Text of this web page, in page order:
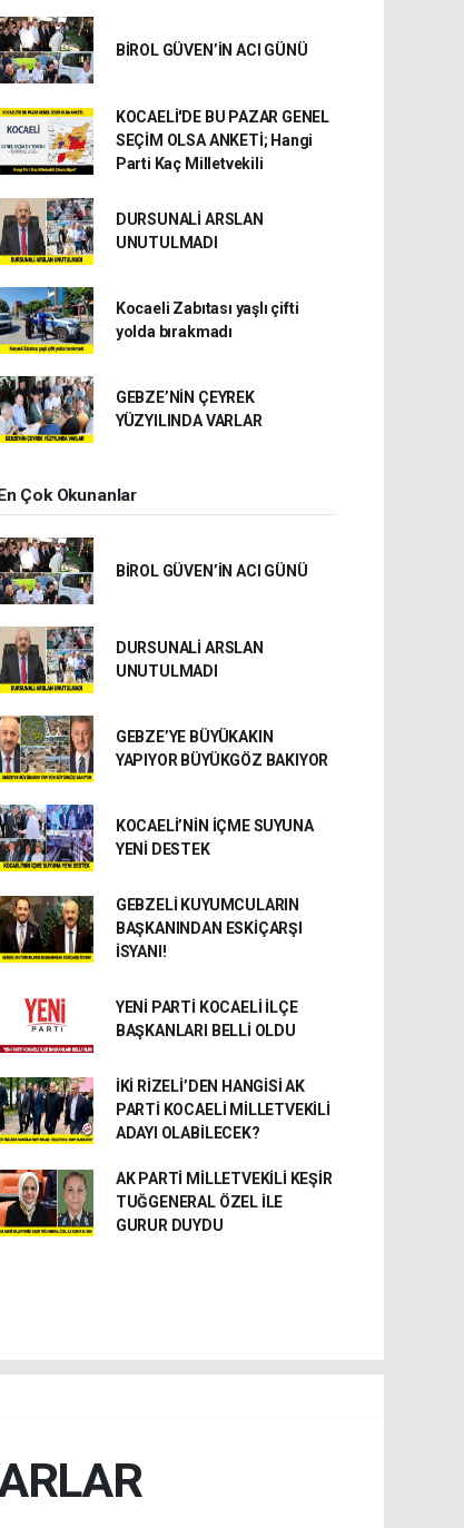
BİROL GÜVEN’İN ACI GÜNÜ
KOCAELİ'DE BU PAZAR GENEL
SEÇİM OLSA ANKETİ; Hangi
Parti Kaç Milletvekili
DURSUNALİ ARSLAN
UNUTULMADI
Kocaeli Zabıtası yaşlı çifti
yolda bırakmadı
GEBZE’NİN ÇEYREK
YÜZYILINDA VARLAR
Çok Okunanlar
BİROL GÜVEN’İN ACI GÜNÜ
DURSUNALİ ARSLAN
UNUTULMADI
GEBZE’YE BÜYÜKAKIN
YAPIYOR BÜYÜKGÖZ BAKIYOR
KOCAELİ’NİN İÇME SUYUNA
YENİ DESTEK
GEBZELİ KUYUMCULARIN
BAŞKANINDAN ESKİÇARŞI
İSYANI!
YENİ PARTİ KOCAELİ İLÇE
BAŞKANLARI BELLİ OLDU
İKİ RİZELİ’DEN HANGİSİ AK
PARTİ KOCAELİ MİLLETVEKİLİ
ADAYI OLABİLECEK?
AK PARTİ MİLLETVEKİLİ KEŞİR
TUĞGENERAL ÖZEL İLE
GURUR DUYDU